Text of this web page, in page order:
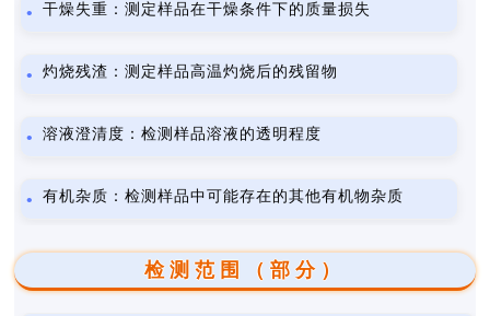
干燥失重：测定样品在干燥条件下的质量损失
灼烧残渣：测定样品高温灼烧后的残留物
溶液澄清度：检测样品溶液的透明程度
有机杂质：检测样品中可能存在的其他有机物杂质
检测范围（部分）